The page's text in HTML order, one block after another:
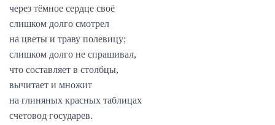
через тёмное сердце своё
слишком долго смотрел
на цветы и траву полевицу;
слишком долго не спрашивал,
что составляет в столбцы,
вычитает и множит
на глиняных красных таблицах
счетовод государев.